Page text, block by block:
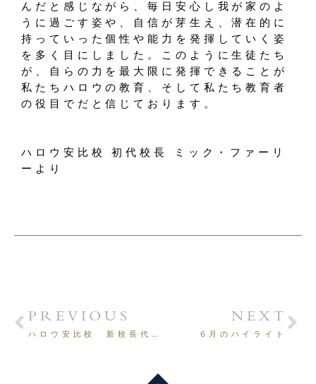
んだと感じながら、毎日安心し我が家のよ
うに過ごす姿や、自信が芽生え、潜在的に
持っていった個性や能力を発揮していく姿
を多く目にしました。このように生徒たち
が、自らの力を最大限に発揮できることが
私たちハロウの教育、そして私たち教育者
の役目でだと信じております。
ハロウ安比校 初代校長 ミック・ファーリ
ーより
PREVIOUS
ハロウ安比校 新校長代理就任
NEXT
6月のハイライト